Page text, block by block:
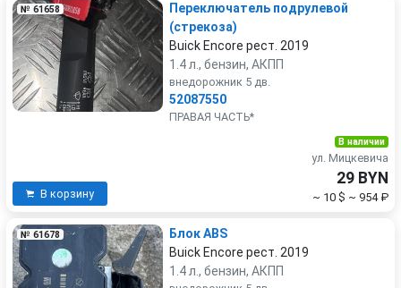
№ 61658
Переключатель подрулевой
(стрекоза)
Buick Encore рест. 2019
1.4 л., бензин, АКПП
внедорожник 5 дв.
52087550
ПРАВАЯ ЧАСТЬ*
В корзину
В наличии
ул. Мицкевича
29 BYN
~ 10 $ ~ 954 ₽
№ 61678
Блок ABS
Buick Encore рест. 2019
1.4 л., бензин, АКПП